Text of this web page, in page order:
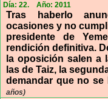
Día: 22.
Año: 2011
Tras haberlo
ocasiones y no
presidente de
rendición definitiva.
la oposición salen a
las de Taiz, la
demandar que no
años)